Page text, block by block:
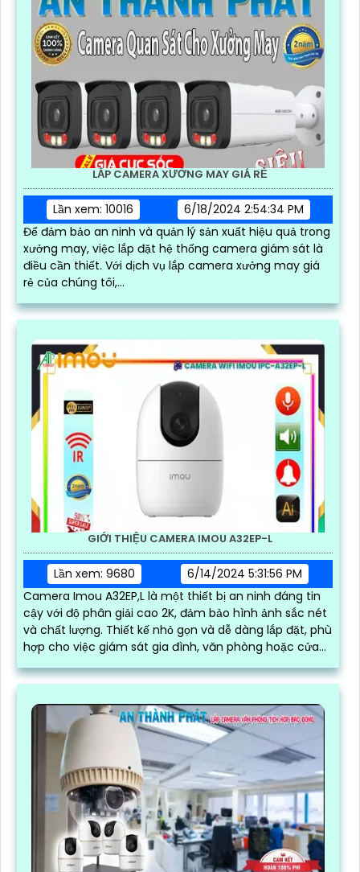
LẮP CAMERA XƯỞNG MAY GIÁ RẺ
Lần xem: 10016
6/18/2024 2:54:34 PM
Để đảm bảo an ninh và quản lý sản xuất hiệu quả trong
xưởng may, việc lắp đặt hệ thống camera giám sát là
điều cần thiết. Với dịch vụ lắp camera xưởng may giá
rẻ của chúng tôi,...
GIỚI THIỆU CAMERA IMOU A32EP-L
Lần xem: 9680
6/14/2024 5:31:56 PM
Camera Imou A32EP,L là một thiết bị an ninh đáng tin
cậy với độ phân giải cao 2K, đảm bảo hình ảnh sắc nét
và chất lượng. Thiết kế nhỏ gọn và dễ dàng lắp đặt, phù
hợp cho việc giám sát gia đình, văn phòng hoặc cửa
hàng